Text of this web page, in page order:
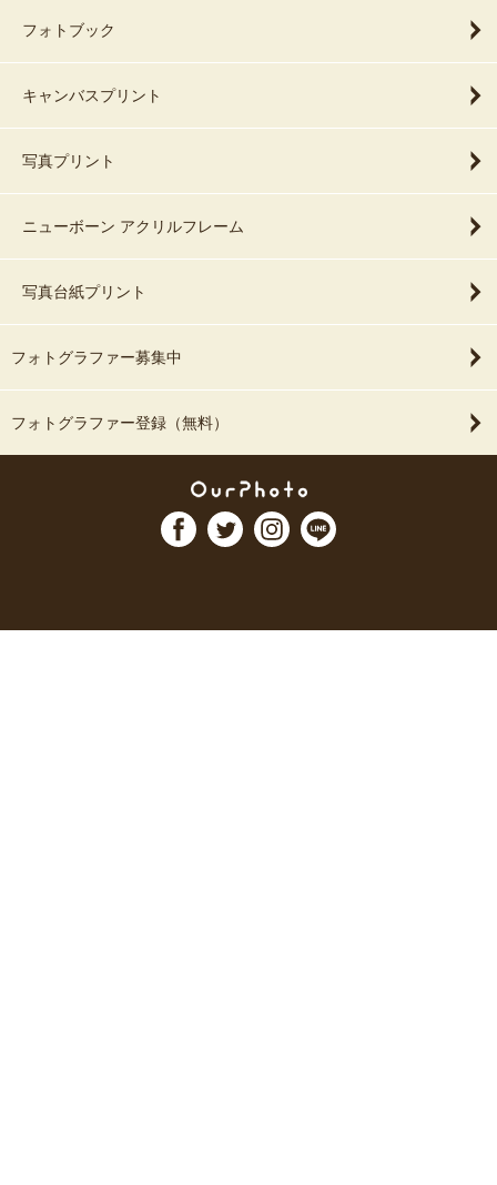
フォトブック
キャンバスプリント
写真プリント
ニューボーン アクリルフレーム
写真台紙プリント
フォトグラファー募集中
フォトグラファー登録（無料）